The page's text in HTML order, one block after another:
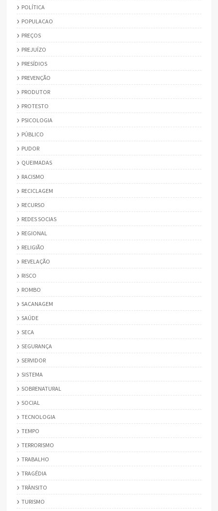
POLÍTICA
POPULACAO
PREÇOS
PREJUÍZO
PRESÍDIOS
PREVENÇÃO
PRODUTOR
PROTESTO
PSICOLOGIA
PÚBLICO
PUDOR
QUEIMADAS
RACISMO
RECICLAGEM
RECURSO
REDES SOCIAS
REGIONAL
RELIGIÃO
REVELAÇÃO
RISCO
ROMBO
SACANAGEM
SAÚDE
SECA
SEGURANÇA
SERVIDOR
SISTEMA
SOBRENATURAL
SOCIAL
TECNOLOGIA
TEMPO
TERRORISMO
TRABALHO
TRAGÉDIA
TRÂNSITO
TURISMO